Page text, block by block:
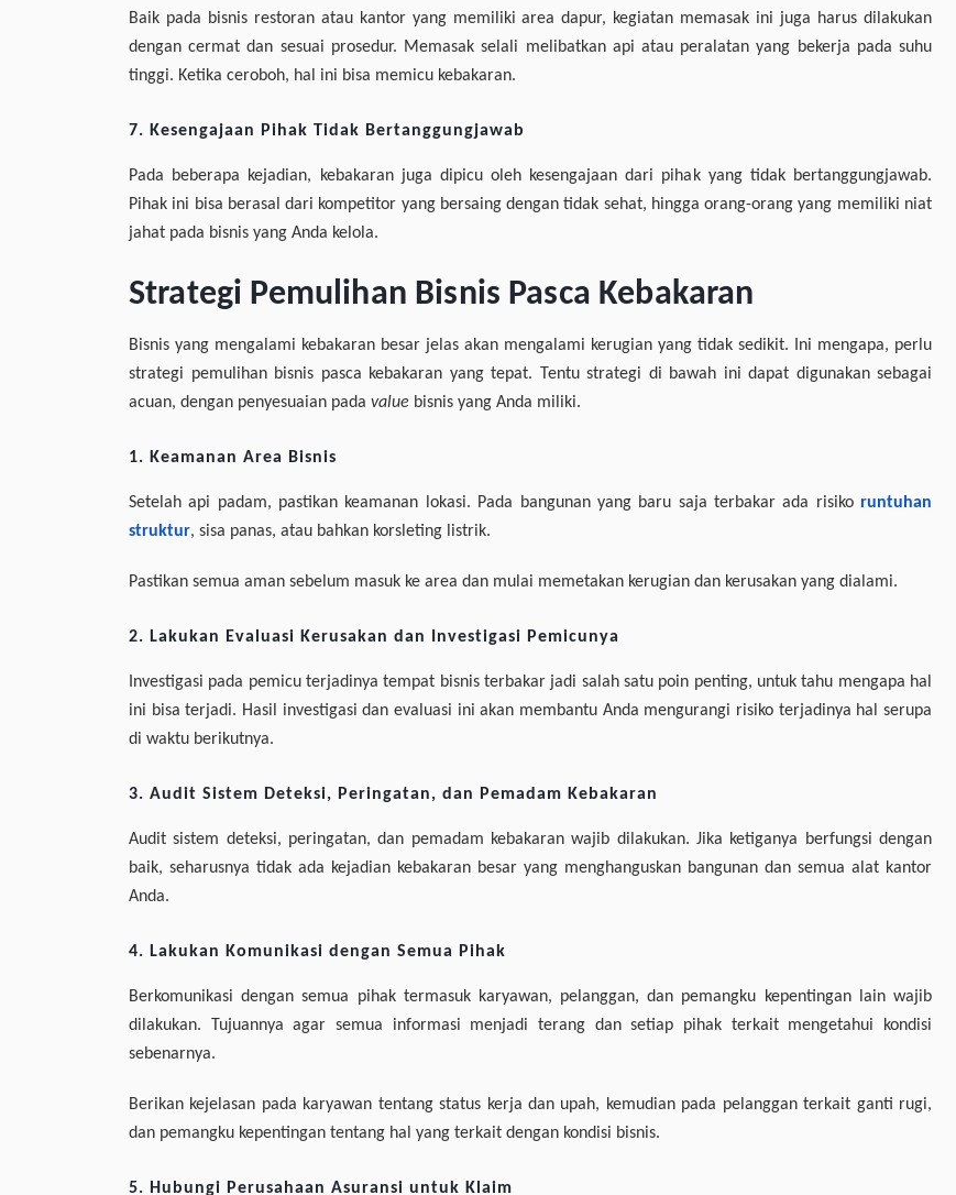
Baik pada bisnis restoran atau kantor yang memiliki area dapur, kegiatan memasak ini juga harus dilakukan
dengan cermat dan sesuai prosedur. Memasak selali melibatkan api atau peralatan yang bekerja pada suhu
tinggi. Ketika ceroboh, hal ini bisa memicu kebakaran.
7. Kesengajaan Pihak Tidak Bertanggungjawab
Pada beberapa kejadian, kebakaran juga dipicu oleh kesengajaan dari pihak yang tidak bertanggungjawab.
Pihak ini bisa berasal dari kompetitor yang bersaing dengan tidak sehat, hingga orang-orang yang memiliki niat
jahat pada bisnis yang Anda kelola.
Strategi Pemulihan Bisnis Pasca Kebakaran
Bisnis yang mengalami kebakaran besar jelas akan mengalami kerugian yang tidak sedikit. Ini mengapa, perlu
strategi pemulihan bisnis pasca kebakaran yang tepat. Tentu strategi di bawah ini dapat digunakan sebagai
acuan, dengan penyesuaian pada value bisnis yang Anda miliki.
1. Keamanan Area Bisnis
Setelah api padam, pastikan keamanan lokasi. Pada bangunan yang baru saja terbakar ada risiko runtuhan
struktur, sisa panas, atau bahkan korsleting listrik.
Pastikan semua aman sebelum masuk ke area dan mulai memetakan kerugian dan kerusakan yang dialami.
2. Lakukan Evaluasi Kerusakan dan Investigasi Pemicunya
Investigasi pada pemicu terjadinya tempat bisnis terbakar jadi salah satu poin penting, untuk tahu mengapa hal
ini bisa terjadi. Hasil investigasi dan evaluasi ini akan membantu Anda mengurangi risiko terjadinya hal serupa
di waktu berikutnya.
3. Audit Sistem Deteksi, Peringatan, dan Pemadam Kebakaran
Audit sistem deteksi, peringatan, dan pemadam kebakaran wajib dilakukan. Jika ketiganya berfungsi dengan
baik, seharusnya tidak ada kejadian kebakaran besar yang menghanguskan bangunan dan semua alat kantor
Anda.
4. Lakukan Komunikasi dengan Semua Pihak
Berkomunikasi dengan semua pihak termasuk karyawan, pelanggan, dan pemangku kepentingan lain wajib
dilakukan. Tujuannya agar semua informasi menjadi terang dan setiap pihak terkait mengetahui kondisi
sebenarnya.
Berikan kejelasan pada karyawan tentang status kerja dan upah, kemudian pada pelanggan terkait ganti rugi,
dan pemangku kepentingan tentang hal yang terkait dengan kondisi bisnis.
5. Hubungi Perusahaan Asuransi untuk Klaim